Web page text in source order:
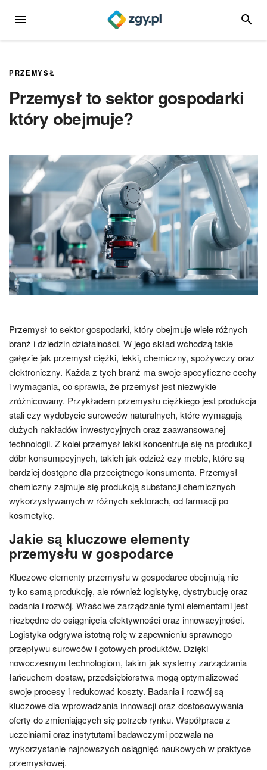
MENU
PRZEMYSŁ
Przemysł to sektor gospodarki
który obejmuje?
Przemysł to sektor gospodarki, który obejmuje wiele różnych
branż i dziedzin działalności. W jego skład wchodzą takie
gałęzie jak przemysł ciężki, lekki, chemiczny, spożywczy oraz
elektroniczny. Każda z tych branż ma swoje specyficzne cechy
i wymagania, co sprawia, że przemysł jest niezwykle
zróżnicowany. Przykładem przemysłu ciężkiego jest produkcja
stali czy wydobycie surowców naturalnych, które wymagają
dużych nakładów inwestycyjnych oraz zaawansowanej
technologii. Z kolei przemysł lekki koncentruje się na produkcji
dóbr konsumpcyjnych, takich jak odzież czy meble, które są
bardziej dostępne dla przeciętnego konsumenta. Przemysł
chemiczny zajmuje się produkcją substancji chemicznych
wykorzystywanych w różnych sektorach, od farmacji po
kosmetykę.
Jakie są kluczowe elementy
przemysłu w gospodarce
Kluczowe elementy przemysłu w gospodarce obejmują nie
tylko samą produkcję, ale również logistykę, dystrybucję oraz
badania i rozwój. Właściwe zarządzanie tymi elementami jest
niezbędne do osiągnięcia efektywności oraz innowacyjności.
Logistyka odgrywa istotną rolę w zapewnieniu sprawnego
przepływu surowców i gotowych produktów. Dzięki
nowoczesnym technologiom, takim jak systemy zarządzania
łańcuchem dostaw, przedsiębiorstwa mogą optymalizować
swoje procesy i redukować koszty. Badania i rozwój są
kluczowe dla wprowadzania innowacji oraz dostosowywania
oferty do zmieniających się potrzeb rynku. Współpraca z
uczelniami oraz instytutami badawczymi pozwala na
wykorzystanie najnowszych osiągnięć naukowych w praktyce
przemysłowej.